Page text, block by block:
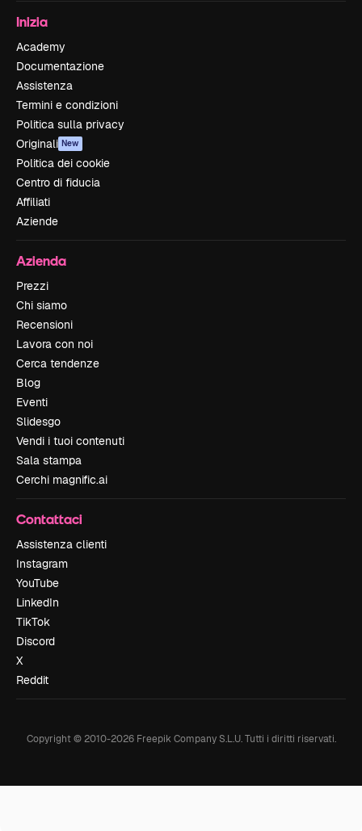
Inizia
Academy
Documentazione
Assistenza
Termini e condizioni
Politica sulla privacy
Originali New
Politica dei cookie
Centro di fiducia
Affiliati
Aziende
Azienda
Prezzi
Chi siamo
Recensioni
Lavora con noi
Cerca tendenze
Blog
Eventi
Slidesgo
Vendi i tuoi contenuti
Sala stampa
Cerchi magnific.ai
Contattaci
Assistenza clienti
Instagram
YouTube
LinkedIn
TikTok
Discord
X
Reddit
Copyright © 2010-2026Freepik Company S.L.U. Tutti i diritti riservati.